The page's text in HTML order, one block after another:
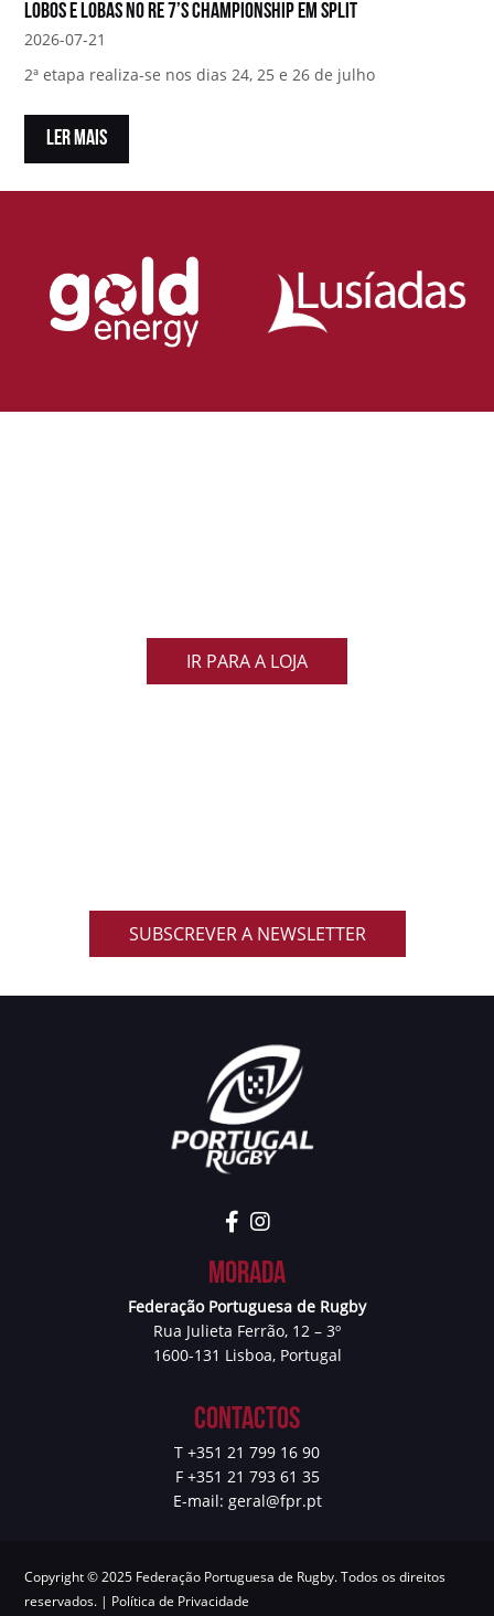
Lobos e Lobas no RE 7’s Championship em Split
2026-07-21
2ª etapa realiza-se nos dias 24, 25 e 26 de julho
LER MAIS
IR PARA A LOJA
SUBSCREVER A NEWSLETTER
Morada
Federação Portuguesa de Rugby
Rua Julieta Ferrão, 12 – 3º
1600-131 Lisboa, Portugal
Contactos
T +351 21 799 16 90
F +351 21 793 61 35
E-mail: geral@fpr.pt
Copyright © 2025 Federação Portuguesa de Rugby. Todos os direitos
reservados. | Política de Privacidade